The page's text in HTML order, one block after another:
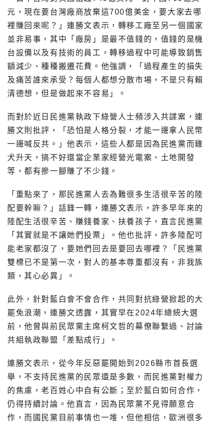
元，現在要台灣廠商放棄這700億美金，要大家去哪
裡賺回來呢？」連勝文表示，轉移工廠至另一個國家
並非易事，其中「廠房」是最不值錢的，值錢的是機
台設備以及有技術的員工，轉移過程中可能導致銷售
額減少、種種搬遷花費。他強調，「過程產生的損失
及痛苦誰來承受？每個人都想分散市場，不是只有賴
清德想，但是做起來不容易」。
而對於近日民進黨執政下綠營人士頻涉入共諜案，連
勝文則批評，「恐怕是人格分裂，才能一邊拿人民幣
一邊喊反共。」他表示，這些人都是因為民進黨而雞
犬升天，搞不好還當企業家經營光電案、土地開發
等，都有摻一腳賺了不少錢。
「重點來了，那民進黨人去為難很多生活很辛苦的陸
配要幹嘛？」話鋒一轉，連勝文表示，許多早年來的
陸配生活很辛苦、賺錢養家、扶養孩子，直言民進黨
「其實就是不讓她們投票」。他也批評，許多陸配可
能老家都沒了，要她們回去是要回去哪裡？「民進黨
雙標已不是第一次，對人的基本尊重都沒有，非我族
類，其心必異」。
此外，針對藍白會不會合作，共同對抗綠營掀起的大
罷免浪潮，連勝文透露，其實早在2024年總統大選
前，他曾與前民眾黨主席柯文哲的幕僚聯繫過、討論
共組執政聯盟「差點成行」。
連勝文表示，從今年反惡罷開始到2026縣市首長選
舉，不支持民進黨的民眾還是多數，而民進黨對權力
的焦慮，老百姓心中自有公斷；至於藍白如何合作，
仍得持續討論。他直言，因為民眾黨不見得願意合
作，而國民黨目前事情也一堆，但他相信，歐洲很多